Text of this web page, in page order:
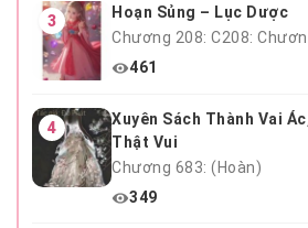
3
Hoạn Sủng – Lục Dược
Chương 208: C208:
461
4
Xuyên Sách Thành Vai
Thật Vui
Chương 683: (Hoàn)
349